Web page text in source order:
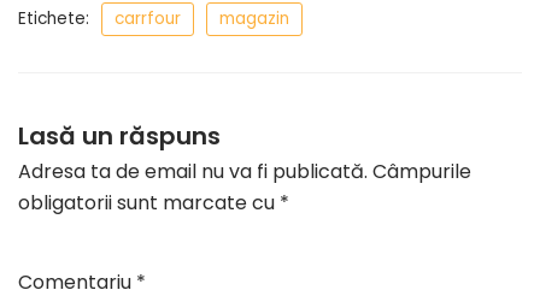
Etichete: carrfour magazin
Lasă un răspuns
Adresa ta de email nu va fi publicată. Câmpurile
obligatorii sunt marcate cu *
Comentariu *